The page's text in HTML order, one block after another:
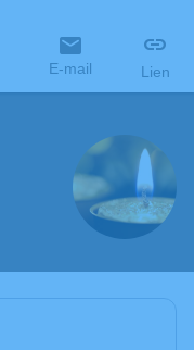
E-mail Lien